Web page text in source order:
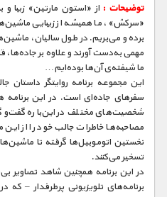
توضیحات :
«سرکش»، ما همیشه از زیبایی
برده و می‌بریم. در طول سالیان،
مهمی به‌دست آورند و علاوه بر جاده‌ها،
ما شیفته‌ی آن‌ها بوده‌ایم…
این مجموعه برنامه روایتگر
سفرهای جاده‌ای است. در این برنامه
شخصیت‌های مختلف در این‌باره
مصاحبه‌ها خاطرات جالب خود را از این
نخستین اتوموبیل‌ها گرفته تا
تسخیر می‌کنند.
در این برنامه همچنین شاهد تصاویر
برنامه‌های تلویزیونی پرطرفدار –